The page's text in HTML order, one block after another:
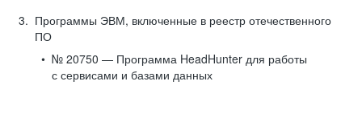
Программы ЭВМ, включенные в реестр отечественного
ПО
№ 20750 — Программа HeadHunter для работы
с сервисами и базами данных